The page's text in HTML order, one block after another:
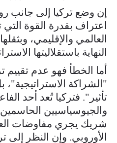
إن وضع تركيا إلى جانب
اعتراف بقدرة القوة التي
العالمي والإقليمي،
النهاية باستقلاليتها
أما الخطأ فهو عدم تقييم
"الشراكة الاستراتيجية"،
تأثير". فتركيا تُعد أحد
والجيوسياسيين
شريك يجري مفاوضات
الأوروبي. وإن النظر إلى